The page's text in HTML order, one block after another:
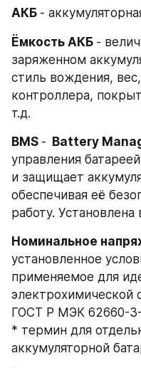
АКБ -
Ëмкость АКБ -
заряженном
стиль вождения,
контроллера,
т.д.
BMS -
Battery
управления
и защищает
обеспечивая её
работу.
Номинальное
установленное
применяемое для
электрохимической
ГОСТ Р МЭК 62660-
* термин для
аккумуляторной